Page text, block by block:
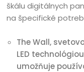
škálu digitálnych
na špecifické
The Wall,
LED
umožňuje